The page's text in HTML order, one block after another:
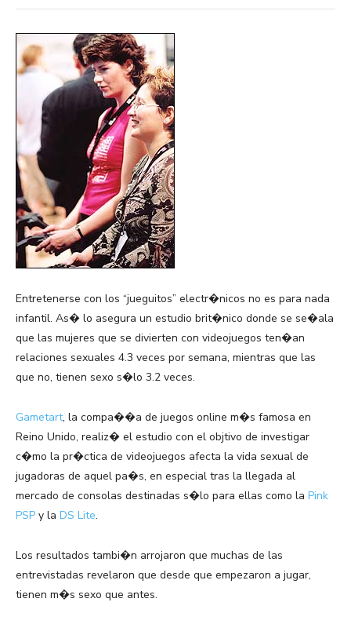
Entretenerse con los “jueguitos” electr�nicos no es para nada
infantil. As� lo asegura un estudio brit�nico donde se se�ala
que las mujeres que se divierten con videojuegos ten�an
relaciones sexuales 4.3 veces por semana, mientras que las
que no, tienen sexo s�lo 3.2 veces.
Gametart, la compa��a de juegos online m�s famosa en
Reino Unido, realiz� el estudio con el objtivo de investigar
c�mo la pr�ctica de videojuegos afecta la vida sexual de
jugadoras de aquel pa�s, en especial tras la llegada al
mercado de consolas destinadas s�lo para ellas como la Pink
PSP y la DS Lite.
Los resultados tambi�n arrojaron que muchas de las
entrevistadas revelaron que desde que empezaron a jugar,
tienen m�s sexo que antes.